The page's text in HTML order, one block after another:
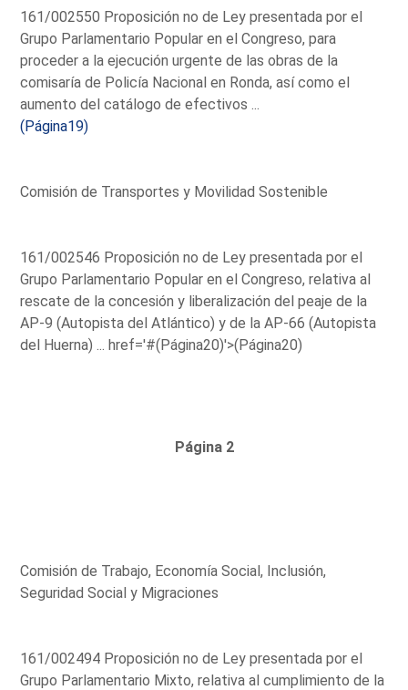
161/002550 Proposición no de Ley presentada por el
Grupo Parlamentario Popular en el Congreso, para
proceder a la ejecución urgente de las obras de la
comisaría de Policía Nacional en Ronda, así como el
aumento del catálogo de efectivos ...
(Página19)
Comisión de Transportes y Movilidad Sostenible
161/002546 Proposición no de Ley presentada por el
Grupo Parlamentario Popular en el Congreso, relativa al
rescate de la concesión y liberalización del peaje de la
AP-9 (Autopista del Atlántico) y de la AP-66 (Autopista
del Huerna) ...href='#(Página20)'>(Página20)
Página 2
Comisión de Trabajo, Economía Social, Inclusión,
Seguridad Social y Migraciones
161/002494 Proposición no de Ley presentada por el
Grupo Parlamentario Mixto, relativa al cumplimiento de la